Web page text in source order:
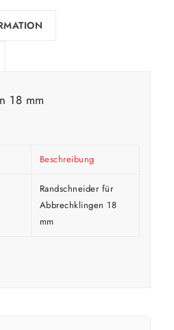
18 mm
Beschreibung
Randschneider für
Abbrechklingen 18
mm